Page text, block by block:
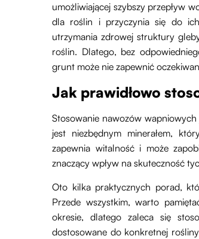
umożliwiającej szybszy przepływ
dla roślin i przyczynia się do
utrzymania zdrowej struktury
roślin. Dlatego, bez
grunt może nie zapewnić
Jak prawidłowo
Stosowanie nawozów
jest niezbędnym minerałem,
zapewnia witalność i może
znaczący wpływ na skuteczność
Oto kilka praktycznych porad,
Przede wszystkim, warto
okresie, dlatego zaleca się
dostosowane do konkretnej